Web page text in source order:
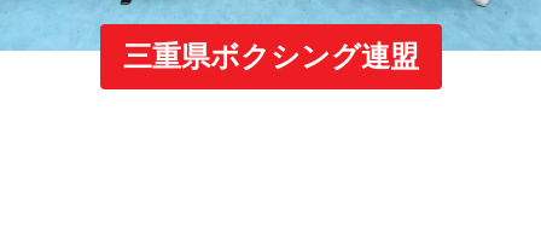
三重県ボクシング連盟